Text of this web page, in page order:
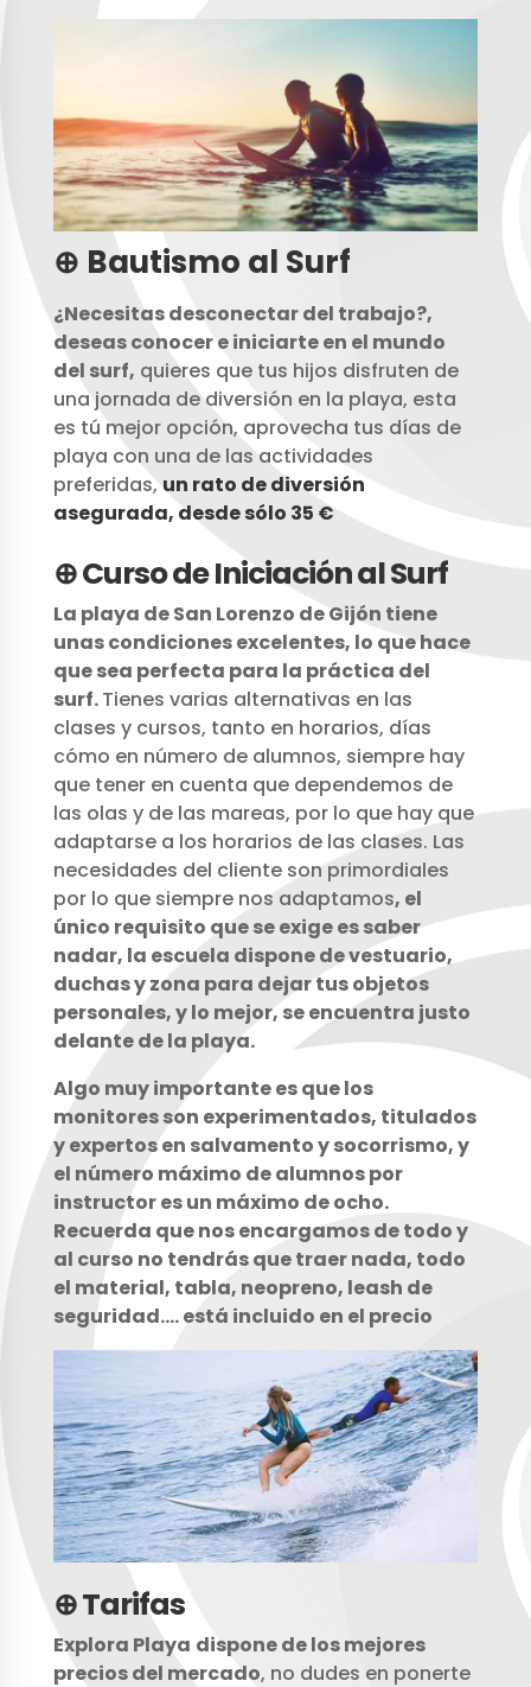
⊕ Bautismo al Surf
¿Necesitas desconectar del trabajo?,
deseas conocer e iniciarte en el mundo
del surf, quieres que tus hijos disfruten de
una jornada de diversión en la playa, esta
es tú mejor opción, aprovecha tus días de
playa con una de las actividades
preferidas, un rato de diversión
asegurada, desde sólo 35 €
⊕ Curso de Iniciación al Surf
La playa de San Lorenzo de Gijón tiene
unas condiciones excelentes, lo que hace
que sea perfecta para la práctica del
surf.Tienes varias alternativas en las
clases y cursos, tanto en horarios, días
cómo en número de alumnos, siempre hay
que tener en cuenta que dependemos de
las olas y de las mareas, por lo que hay que
adaptarse a los horarios de las clases. Las
necesidades del cliente son primordiales
por lo que siempre nos adaptamos, el
único requisito que se exige es saber
nadar, la escuela dispone de vestuario,
duchas y zona para dejar tus objetos
personales, y lo mejor, se encuentra justo
delante de la playa.
Algo muy importante es que los
monitores son experimentados, titulados
y expertos en salvamento y socorrismo, y
el número máximo de alumnos por
instructor es un máximo de ocho.
Recuerda que nos encargamos de todo y
al curso no tendrás que traer nada, todo
el material, tabla, neopreno, leash de
seguridad…. está incluido en el precio
⊕ Tarifas
Explora Playa dispone de los mejores
precios del mercado, no dudes en ponerte